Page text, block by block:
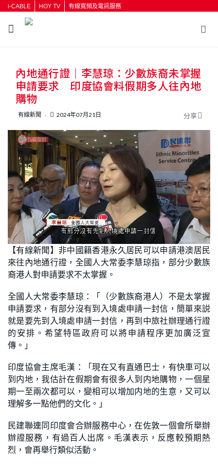
i-CABLE HOY TV 有線寬頻及電訊服務
內地通行證｜李慧琼：少數族裔未掌握
申請要求 印度協會料假期多人往內地
購物
有線新聞 2024年07月21日 分享
U
n
m
t
e
L
o
a
d
e
d
:
4
1
0
%
【有線新聞】非中國籍香港永久居民可以申請港澳居民
來往內地通行證，全國人大常委李慧琼指，部分少數族
裔港人對申請要求不太掌握。
全國人大常委李慧琼：「（少數族裔港人）不是太掌握
申請要求，有部分沒有到入境處申請一封信，簡單來説
就是要先到入境處申請一封信，再到中旅社辦理通行證
的安排。希望特區政府可以將申請程序更加廣泛宣
傳。」
印度協會主席毛漢：「現在又有直通巴士，有快車可以
到内地，我估計在假期會有很多人到内地購物，一個星
期一至兩次都可以，變相可以增加内地的生意，又可以
理解多一點他們的文化。」
民建聯連同印度會合辦服務中心，在佐敦一個會所舉辦
辦證服務，有過百人出席。毛漢表示，反應較預期熱
烈，會再舉行類似活動。